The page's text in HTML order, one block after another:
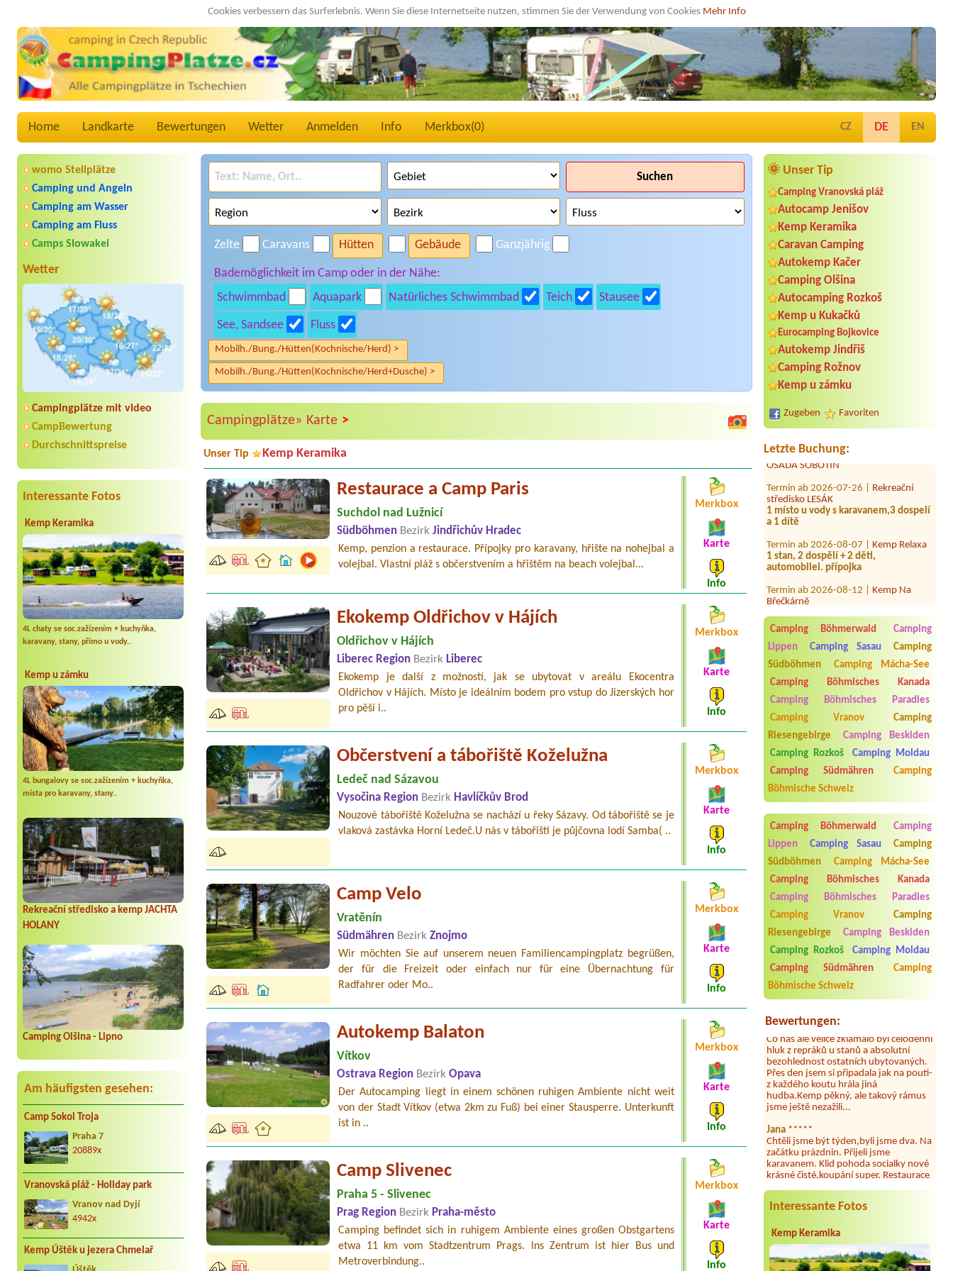
Cookies verbessern das Surferlebnis. Wenn Sie diese Internetseite nutzen, stimmen Sie der Verwendung von Cookies Mehr Info
Home Landkarte Bewertungen Wetter Anmelden Info Merkbox(0) CZ DE EN
womo Stellplätze
Camping und Angeln
Camping am Wasser
Camping am Fluss
Camps Slowakei
Wetter
Campingplätze mit video
CampBewertung
Durchschnittspreise
Interessante Fotos
Kemp Keramika
4L chaty se soc.zažízením + kuchyňka,
karavany, stany, přímo u vody..
Kemp u zámku
4L bungalovy se soc.zažízením + kuchyňka,
místa pro karavany, stany..
Rekreační středisko a kemp JACHTA
HOLANY
Camping Olšina - Lipno
Am häufigsten gesehen:
Camp Sokol Troja
Praha 7
20889x
Vranovská pláž - Holiday park
Vranov nad Dyjí
4942x
Kemp Úštěk u jezera Chmelař
🌞 Unser Tip
Camping Vranovská pláž
Autocamp Jenišov
Kemp Keramika
Caravan Camping
Autokemp Kačer
Camping Olšina
Autocamping Rozkoš
Kemp u Kukačků
Eurocamping Bojkovice
Autokemp Jindřiš
Camping Rožnov
Kemp u zámku
Zugeben Favoriten
Letzte Buchung:
Termin ab 2026-08-08 |
Sportcentrum Doubí
SRUB 4L
Termin ab 2026-07-21 |Autocamp
Jenišov - Lipno
Termin ab 2026-08-08 |
OSADA SOBOTÍN
středisko LESÁK
1 místo u vody s karavanem,3 dospelí
a 1 dítě
1 stan, 2 dospělí + 2 děti,
automobilel. přípojka
Břečkárně
Jeden stan (10 místní)
Termin ab 2026-08-05 | Rekreační
středisko a kemp JACHTA HOLANY
apartmán 1 dospělý + 2 děti 15let a
10 let
Termin ab 2026-08-05 |Kemp Obora
4L chatka 3 dospelý 2 děti
Termin ab 2026-08-09 |
Autocamp
Wilsonka na Dalešické přehradě
obytný přívěs s autem 4 dospělé
osoby bez přípojky.
Termin ab 2026-08-15 |
Nahořany
2x stan s podsadou pro 2 (dohromady
4L)
Camping Böhmerwald
Camping
Lippen
Camping Sasau
Camping
Südböhmen
Camping Mácha-See
Camping Böhmisches Kanada
Camping Böhmisches Paradies
Camping Vranov
Camping
Riesengebirge
Camping Beskiden
Camping Rozkoš
Camping Moldau
Camping Südmähren
Camping
Böhmische Schweiz
Camping Böhmerwald
Camping
Lippen
Camping Sasau
Camping
Südböhmen
Camping Mácha-See
Camping Böhmisches Kanada
Camping Böhmisches Paradies
Camping Vranov
Camping
Riesengebirge
Camping Beskiden
Camping Rozkoš
Camping Moldau
Camping Südmähren
Camping
Böhmische Schweiz
Bewertungen:
Aneta Melicharová***
Byli jsme zde v týdnu od 25.7. do 1.8.
umývárně i na WC bylo vždy čisto,
doplněný papír i utěrky, což při
restaurace, kebab a další občerstvení.
Co nás ale velice zklamalo byl celodenní
hluk z repráků u stanů a absolutní
bezohlednost ostatních ubytovaných.
Přes den jsem si připadala jak na pouti-
z každého koutu hrála jiná
hudba.Kemp pěkný, ale takový rámus
jsme ještě nezažili...
Chtěli jsme být týden,byli jsme dva. Na
začátku prázdnin. Přijeli jsme
karavanem. Klid pohoda socialky nové
krásné čisté,koupání super. Restaurace
s jídlem, a dobrým jídlem za slušnou
slušně mile. Nám se v kempu líbilo.
Aneta Janíčková*****
Byli jsme zde s dětmi na 5 nocí,
výborné vybavení kempu, čisto všude.
Výborná káva, mošt i víno a další.Milí
Interessante Fotos
Kemp Keramika
Suchen
Zelte Caravans Hütten Gebäude Ganzjährig
Bademöglichkeit im Camp oder in der Nähe:
Schwimmbad
Aquapark Natürliches Schwimmbad Teich Stausee
See, Sandsee Fluss
Mobilh./Bung./Hütten(Kochnische/Herd) >
Mobilh./Bung./Hütten(Kochnische/Herd+Dusche) >
Campingplätze» Karte >
Unser Tip Kemp Keramika
Restaurace a Camp Paris
Suchdol nad Lužnicí
Südböhmen Bezirk Jindřichův Hradec
Kemp, penzion a restaurace. Přípojky pro karavany, hřište na nohejbal a
volejbal. Vlastní pláž s občerstvením a hřištěm na beach volejbal...
Merkbox
Karte
Info
Ekokemp Oldřichov v Hájích
Oldřichov v Hájích
Liberec Region Bezirk Liberec
Ekokemp je další z možností, jak se ubytovat v areálu Ekocentra
Oldřichov v Hájích. Místo je ideálním bodem pro vstup do Jizerských hor
pro pěší i..
Merkbox
Karte
Info
Občerstvení a tábořiště Koželužna
Ledeč nad Sázavou
Vysočina Region Bezirk Havlíčkův Brod
Nouzové tábořiště Koželužna se nachází u řeky Sázavy. Od tábořiště se je
vlaková zastávka Horní Ledeč.U nás v tábořišti je půjčovna lodí Samba( ..
Merkbox
Karte
Info
Camp Velo
Vratěnín
Südmähren Bezirk Znojmo
Wir möchten Sie auf unserem neuen Familiencampingplatz begrüßen,
der für die Freizeit oder einfach nur für eine Übernachtung für
Radfahrer oder Mo..
Merkbox
Karte
Info
Autokemp Balaton
Vítkov
Ostrava Region Bezirk Opava
Der Autocamping liegt in einem schönen ruhigen Ambiente nicht weit
von der Stadt Vítkov (etwa 2km zu Fuß) bei einer Stausperre. Unterkunft
ist in ..
Merkbox
Karte
Info
Camp Slivenec
Praha 5 - Slivenec
Prag Region Bezirk Praha-město
Camping befindet sich in ruhigem Ambiente eines großen Obstgartens
etwa 11 km vom Stadtzentrum Prags. Ins Zentrum ist hier Bus und
Metroverbindung..
Merkbox
Karte
Info